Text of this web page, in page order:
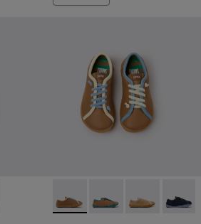
- Zapatillas multicolor de piel para
007
K800707-002Twins - K800663-007 -
Twins - K800663-
Twins -Twins